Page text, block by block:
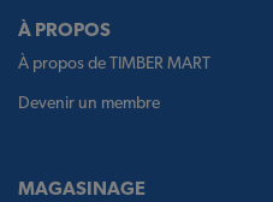
À PROPOS
À propos de TIMBER MART
Devenir un membre
MAGASINAGE